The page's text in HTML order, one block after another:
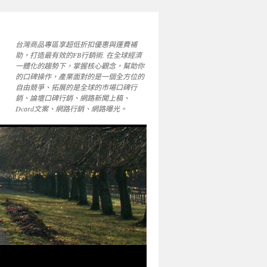
台灣商品專區享超低折扣優惠與運費補
助，打造最有效的FB行銷術. 在全球經濟
一體化的趨勢下，掌握核心觀念，幫助你
的口碑操作，產業面對的是一個全方位的
自由競爭、拓展的是全球的市場口碑行
銷、論壇口碑行銷、網路新聞上稿、
Dcard文案、網路行銷、網路曝光。